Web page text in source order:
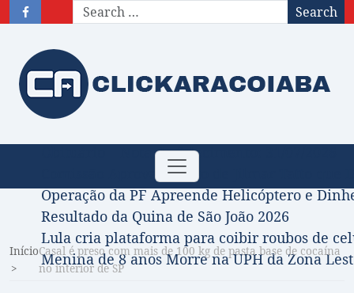
Search
Toggle
navigation
Obituário – Nota de falecimento: 31/07/2026
Comissão Aprova Projeto de Jilmar Tatto
Operação da PF Apreende Helicóptero e
Resultado da Quina de São João 2026
Lula cria plataforma para coibir roubos de
Menina de 8 anos Morre na UPH da Zona
InícioCasal é preso com mais de 100 kg de pasta base de cocaína
no interior de SP